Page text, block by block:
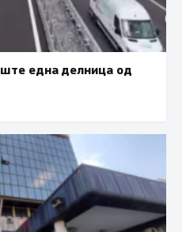
една делница од